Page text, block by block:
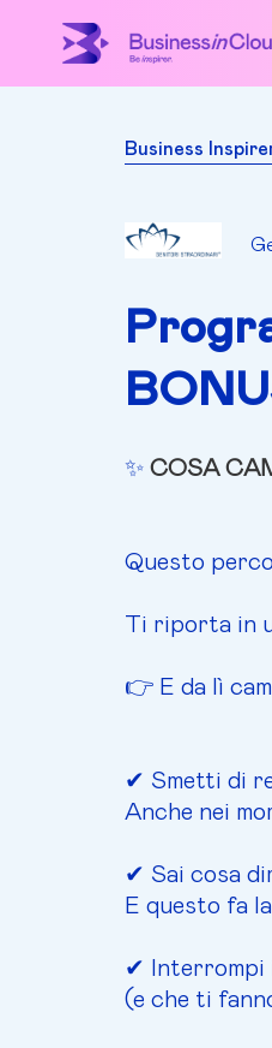
Business
✨ COSA
Questo
Ti riporta in
👉 E da lì
✔ Smetti di
Anche nei
✔ Sai cosa
E questo fa
✔ Interrompi
(e che ti